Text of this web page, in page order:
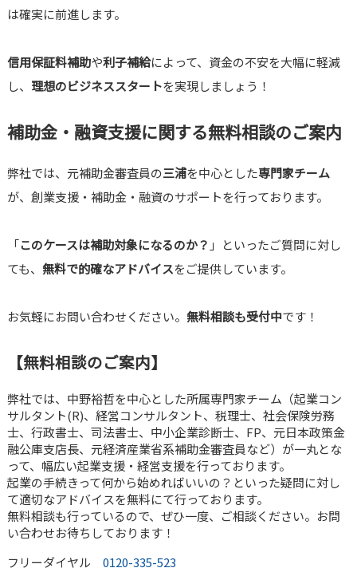
は確実に前進します。
信用保証料補助や利子補給によって、資金の不安を大幅に軽減
し、 理想のビジネススタートを実現しましょう！
補助金・融資支援に関する無料相談のご案内
弊社では、元補助金審査員の三浦を中心とした専門家チーム
が、創業支援・補助金・融資のサポートを行っております。
「このケースは補助対象になるのか？ 」といったご質問に対し
ても、 無料で的確なアドバイスをご提供しています。
お気軽にお問い合わせください。 無料相談も受付中です！
【無料相談のご案内】
弊社では、中野裕哲を中心とした所属専門家チーム（起業コン
サルタント(R)、経営コンサルタント、税理士、社会保険労務
士、行政書士、司法書士、中小企業診断士、FP、元日本政策金
融公庫支店長、元経済産業省系補助金審査員など）が一丸とな
って、幅広い起業支援・経営支援を行っております。
起業の手続きって何から始めればいいの？といった疑問に対し
て適切なアドバイスを無料にて行っております。
無料相談も行っているので、ぜひ一度、ご相談ください。お問
い合わせお待ちしております！
フリーダイヤル 0120-335-523